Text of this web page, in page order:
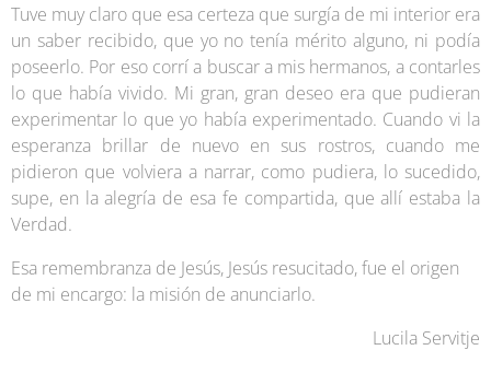
Tuve muy claro que esa certeza que surgía de mi interior era
un saber recibido, que yo no tenía mérito alguno, ni podía
poseerlo. Por eso corrí a buscar a mis hermanos, a contarles
lo que había vivido. Mi gran, gran deseo era que pudieran
experimentar lo que yo había experimentado. Cuando vi la
esperanza brillar de nuevo en sus rostros, cuando me
pidieron que volviera a narrar, como pudiera, lo sucedido,
supe, en la alegría de esa fe compartida, que allí estaba la
Verdad.
Esa remembranza de Jesús, Jesús resucitado, fue el origen
de mi encargo: la misión de anunciarlo.
Lucila Servitje